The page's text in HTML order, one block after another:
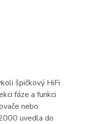
špičkový HiFi
fáze a funkci
nebo
uvedla do